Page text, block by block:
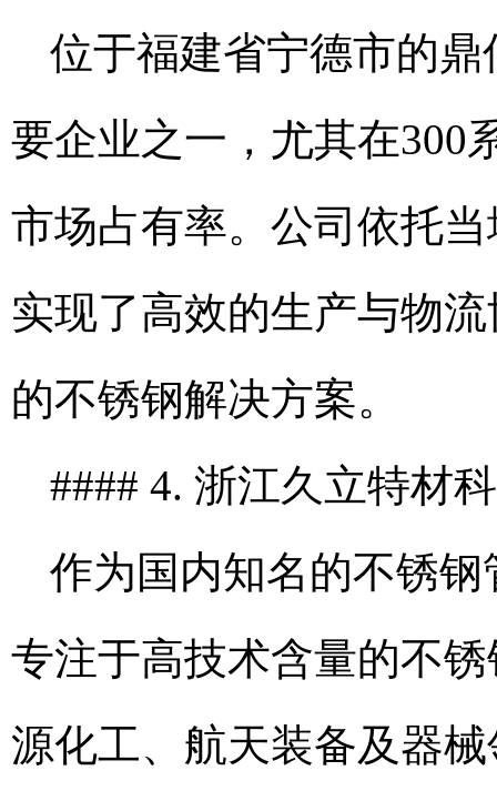
位于福建省宁德市的
要企业之一，尤其在300
市场占有率。公司依托
实现了高效的生产与物
的不锈钢解决方案。
#### 4. 浙江久立特材
作为国内知名的不锈
专注于高技术含量的不
源化工、航天装备及器